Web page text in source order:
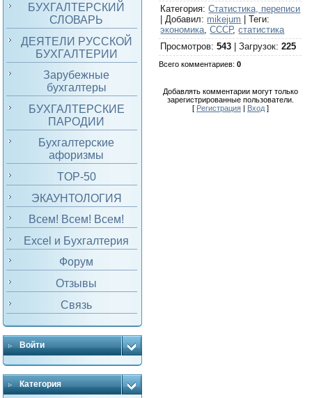
БУХГАЛТЕРСКИЙ
СЛОВАРЬ
ДЕЯТЕЛИ РУССКОЙ
БУХГАЛТЕРИИ
Зарубежные
бухгалтеры
БУХГАЛТЕРСКИЕ
ПАРОДИИ
Бухгалтерские
афоризмы
TOP-50
ЭКАУНТОЛОГИЯ
Всем! Всем! Всем!
Excel и Бухгалтерия
Форум
Отзывы
Связь
Войти
Категория
Категория:Статистика, переписи
|Добавил: mikejum |Теги:
экономика,СССР,статистика
Просмотров:543 |Загрузок:225
Всего комментариев:0
Добавлять комментарии могут только
зарегистрированные пользователи.
[ Регистрация| Вход]